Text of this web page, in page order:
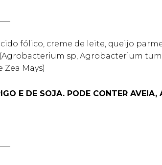
fólico, creme de leite, queijo
sp, Agrobacterium
Mays)
E DE SOJA. PODE CONTER